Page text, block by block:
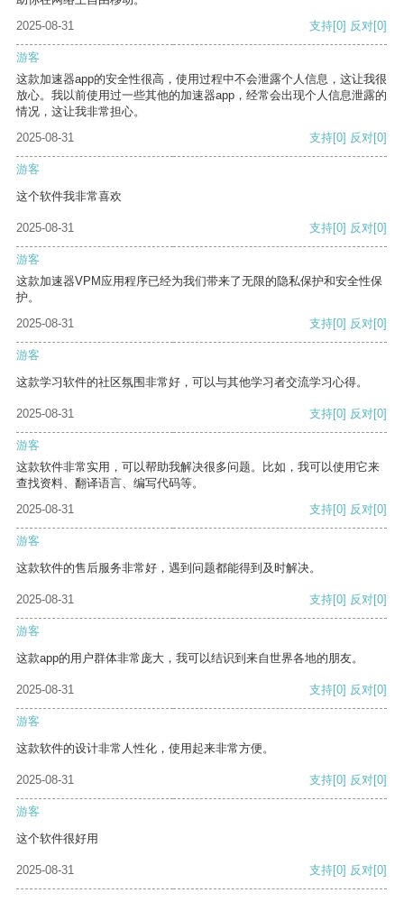
2025-08-31
支持[0] 反对[0]
游客
这款加速器app的安全性很高，使用过程中不会泄露个人信息，这让我很
放心。我以前使用过一些其他的加速器app，经常会出现个人信息泄露的
情况，这让我非常担心。
2025-08-31
支持[0] 反对[0]
游客
这个软件我非常喜欢
2025-08-31 支持[0] 反对[0]
游客
这款加速器VPM应用程序已经为我们带来了无限的隐私保护和安全性保
护。
2025-08-31
支持[0] 反对[0]
游客
这款学习软件的社区氛围非常好，可以与其他学习者交流学习心得。
2025-08-31 支持[0] 反对[0]
游客
这款软件非常实用，可以帮助我解决很多问题。比如，我可以使用它来
查找资料、翻译语言、编写代码等。
2025-08-31
支持[0] 反对[0]
游客
这款软件的售后服务非常好，遇到问题都能得到及时解决。
2025-08-31 支持[0] 反对[0]
游客
这款app的用户群体非常庞大，我可以结识到来自世界各地的朋友。
2025-08-31 支持[0] 反对[0]
游客
这款软件的设计非常人性化，使用起来非常方便。
2025-08-31 支持[0] 反对[0]
游客
这个软件很好用
2025-08-31 支持[0] 反对[0]